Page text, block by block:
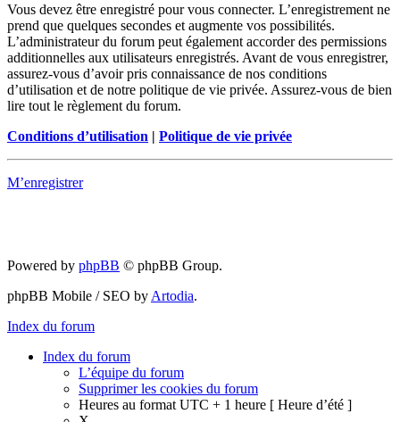
Vous devez être enregistré pour vous connecter. L’enregistrement ne
prend que quelques secondes et augmente vos possibilités.
L’administrateur du forum peut également accorder des permissions
additionnelles aux utilisateurs enregistrés. Avant de vous enregistrer,
assurez-vous d’avoir pris connaissance de nos conditions
d’utilisation et de notre politique de vie privée. Assurez-vous de bien
lire tout le règlement du forum.
Conditions d’utilisation | Politique de vie privée
M’enregistrer
Powered by phpBB © phpBB Group.
phpBB Mobile / SEO by Artodia.
Index du forum
Index du forum
L’équipe du forum
Supprimer les cookies du forum
Heures au format UTC + 1 heure [ Heure d’été ]